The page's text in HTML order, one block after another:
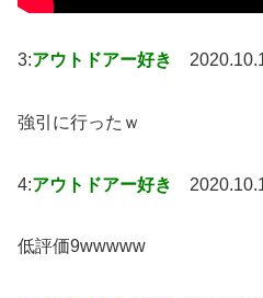
3:アウトドアー好き
強引に行ったｗ
4:アウトドアー好き
低評価9wwwww